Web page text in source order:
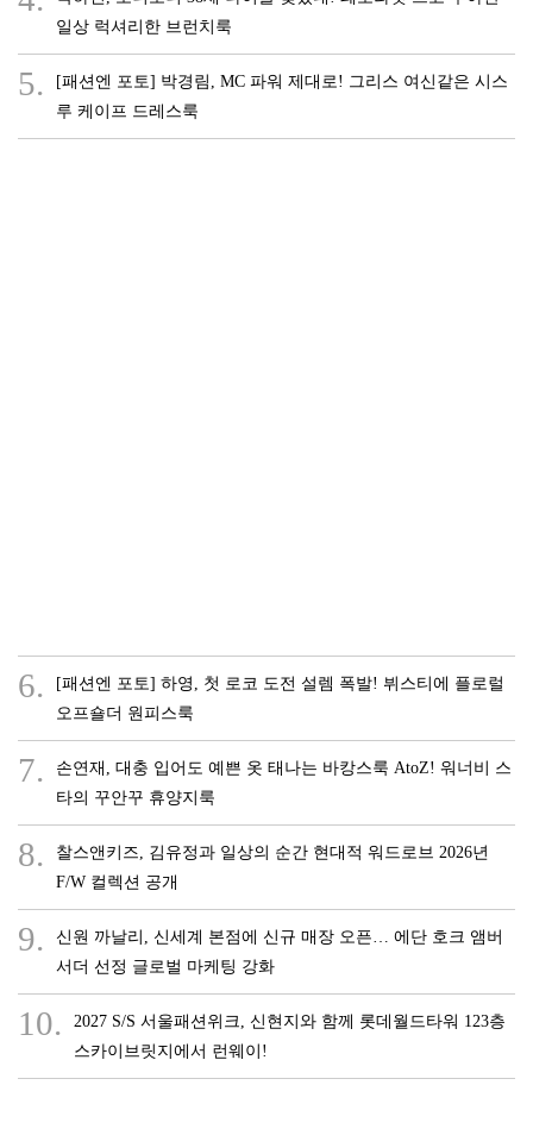
일상 럭셔리한 브런치룩
5.
[패션엔 포토] 박경림, MC 파워 제대로! 그리스 여신같은 시스
루 케이프 드레스룩
6.
[패션엔 포토] 하영, 첫 로코 도전 설렘 폭발! 뷔스티에 플로럴
오프숄더 원피스룩
7.
손연재, 대충 입어도 예쁜 옷 태나는 바캉스룩 AtoZ! 워너비 스
타의 꾸안꾸 휴양지룩
8.
찰스앤키즈, 김유정과 일상의 순간 현대적 워드로브 2026년
F/W 컬렉션 공개
9.
신원 까날리, 신세계 본점에 신규 매장 오픈… 에단 호크 앰버
서더 선정 글로벌 마케팅 강화
10.
2027 S/S 서울패션위크, 신현지와 함께 롯데월드타워 123층
스카이브릿지에서 런웨이!